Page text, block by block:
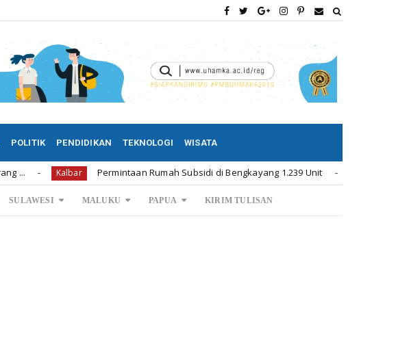
POLITIK PENDIDIKAN TEKNOLOGI WISATA
Kalbar Permintaan Rumah Subsidi di Bengkayang 1.239 Unit Kalbar
SULAWESI MALUKU PAPUA KIRIM TULISAN